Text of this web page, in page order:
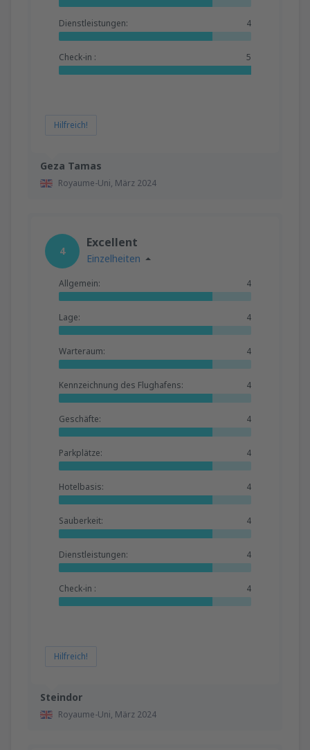
Geza Tamas
Royaume-Uni, März 2024
Dienstleistungen: 4
Check-in : 5
Hilfreich!
Steindor
Royaume-Uni, März 2024
4
Excellent
Einzelheiten
Allgemein: 4
Lage: 4
Warteraum: 4
Kennzeichnung des Flughafens: 4
Geschäfte: 4
Parkplätze: 4
Hotelbasis: 4
Sauberkeit: 4
Dienstleistungen: 4
Check-in : 4
Hilfreich!